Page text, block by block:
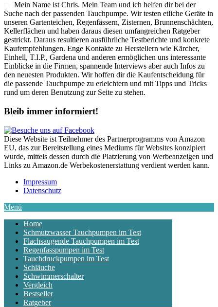
Mein Name ist Chris. Mein Team und ich helfen dir bei der
Suche nach der passenden Tauchpumpe. Wir testen etliche Geräte in
unseren Gartenteichen, Regenfässern, Zisternen, Brunnenschächten,
Kellerflächen und haben daraus diesen umfangreichen Ratgeber
gestrickt. Daraus resultieren ausführliche Testberichte und konkrete
Kaufempfehlungen. Enge Kontakte zu Herstellern wie Kärcher,
Einhell, T.I.P., Gardena und anderen ermöglichen uns interessante
Einblicke in die Firmen, spannende Interviews aber auch Infos zu
den neuesten Produkten. Wir hoffen dir die Kaufentscheidung für
die passende Tauchpumpe zu erleichtern und mit Tipps und Tricks
rund um deren Benutzung zur Seite zu stehen.
Bleib immer informiert!
Diese Website ist Teilnehmer des Partnerprogramms von Amazon
EU, das zur Bereitstellung eines Mediums für Websites konzipiert
wurde, mittels dessen durch die Platzierung von Werbeanzeigen und
Links zu Amazon.de Werbekostenerstattung verdient werden kann.
Impressum
Datenschutz
Menü
Home
Schmutzwasser Tauchpumpen im Test
Flachsaugende Tauchpumpen im Test
Regenfasspumpen im Test
Tauchdruckpumpen im Test
Schläuche
Schwimmerschalter
Vergleich
Bestseller
Ratgeber